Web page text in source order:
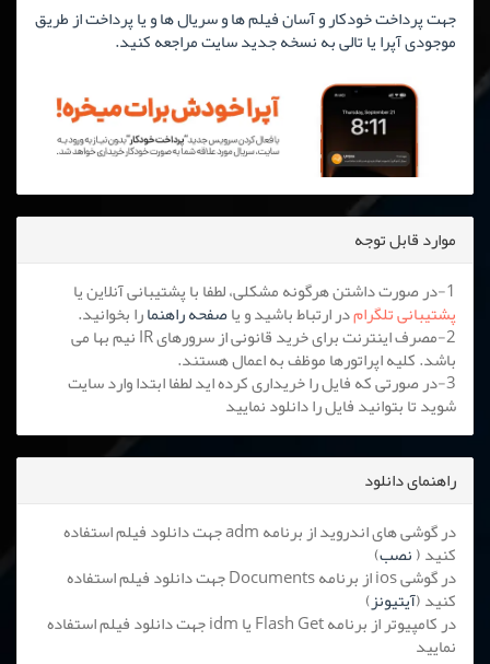
جهت پرداخت خودکار و آسان فیلم ها و سریال ها و یا پرداخت از طریق
موجودی آپرا یا تالی به نسخه جدید سایت مراجعه کنید.
موارد قابل توجه
1-در صورت داشتن هرگونه مشکلی، لطفا با پشتیبانی آنلاین یا
پشتیبانی تلگرامدر ارتباط باشید و یاصفحه راهنمارا بخوانید.
2-مصرف اینترنت برای خرید قانونی از سرورهای IR نیم بها می
باشد. کلیه اپراتورها موظف به اعمال هستند.
3-در صورتی که فایل را خریداری کرده اید لطفا ابتدا وارد سایت
شوید تا بتوانید فایل را دانلود نمایید
راهنمای دانلود
در گوشی های اندروید از برنامه adm جهت دانلود فیلم استفاده
کنید (نصب)
در گوشی ios از برنامه Documents جهت دانلود فیلم استفاده
کنید (آیتیونز)
در کامپیوتر از برنامه Flash Get یا idm جهت دانلود فیلم استفاده
نمایید